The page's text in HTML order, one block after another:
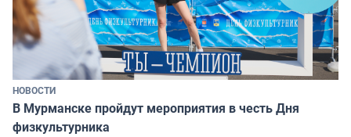
НОВОСТИ
В Мурманске пройдут мероприятия в честь Дня
физкультурника